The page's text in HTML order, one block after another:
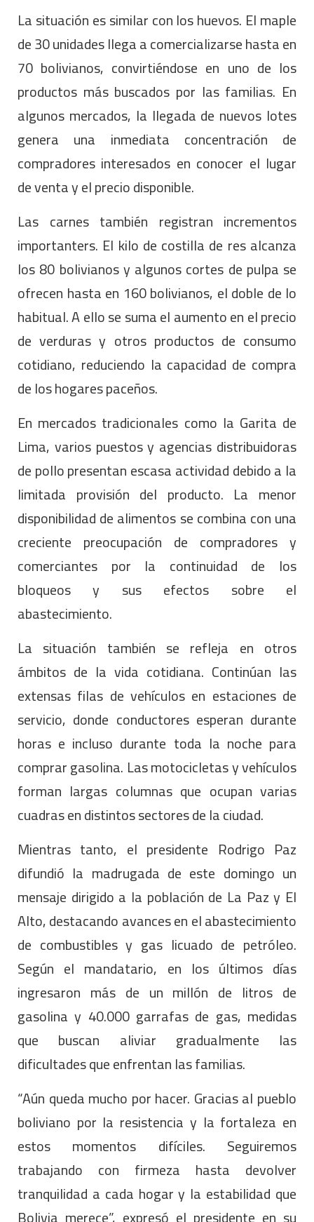
La situación es similar con los huevos. El maple
de 30 unidades llega a comercializarse hasta en
70 bolivianos, convirtiéndose en uno de los
productos más buscados por las familias. En
algunos mercados, la llegada de nuevos lotes
genera una inmediata concentración de
compradores interesados en conocer el lugar
de venta y el precio disponible.
Las carnes también registran incrementos
importanters. El kilo de costilla de res alcanza
los 80 bolivianos y algunos cortes de pulpa se
ofrecen hasta en 160 bolivianos, el doble de lo
habitual. A ello se suma el aumento en el precio
de verduras y otros productos de consumo
cotidiano, reduciendo la capacidad de compra
de los hogares paceños.
En mercados tradicionales como la Garita de
Lima, varios puestos y agencias distribuidoras
de pollo presentan escasa actividad debido a la
limitada provisión del producto. La menor
disponibilidad de alimentos se combina con una
creciente preocupación de compradores y
comerciantes por la continuidad de los
bloqueos y sus efectos sobre el
abastecimiento.
La situación también se refleja en otros
ámbitos de la vida cotidiana. Continúan las
extensas filas de vehículos en estaciones de
servicio, donde conductores esperan durante
horas e incluso durante toda la noche para
comprar gasolina. Las motocicletas y vehículos
forman largas columnas que ocupan varias
cuadras en distintos sectores de la ciudad.
Mientras tanto, el presidente Rodrigo Paz
difundió la madrugada de este domingo un
mensaje dirigido a la población de La Paz y El
Alto, destacando avances en el abastecimiento
de combustibles y gas licuado de petróleo.
Según el mandatario, en los últimos días
ingresaron más de un millón de litros de
gasolina y 40.000 garrafas de gas, medidas
que buscan aliviar gradualmente las
dificultades que enfrentan las familias.
“Aún queda mucho por hacer. Gracias al pueblo
boliviano por la resistencia y la fortaleza en
estos momentos difíciles. Seguiremos
trabajando con firmeza hasta devolver
tranquilidad a cada hogar y la estabilidad que